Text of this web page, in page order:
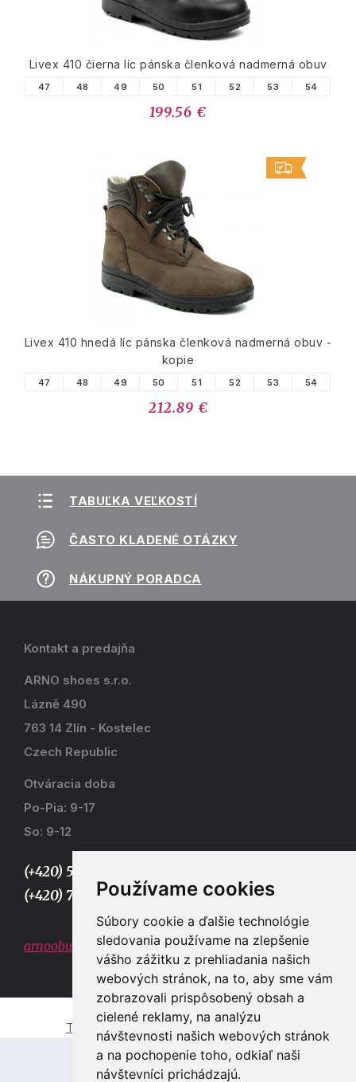
Používame cookies
Súbory cookie a ďalšie technológie
sledovania používame na zlepšenie
vášho zážitku z prehliadania našich
webových stránok, na to, aby sme vám
zobrazovali prispôsobený obsah a
cielené reklamy, na analýzu
návštevnosti našich webových stránok
a na pochopenie toho, odkiaľ naši
návštevníci prichádzajú.
Livex 410 čierna líc pánska členková nadmerná obuv
47 48 49 50 51 52 53 54
199.56 €
Livex 410 hnedá líc pánska členková nadmerná obuv -
kopie
47 48 49 50 51 52 53 54
212.89 €
TABUĽKA VEĽKOSTÍ
ČASTO KLADENÉ OTÁZKY
NÁKUPNÝ PORADCA
Kontakt a predajňa
ARNO shoes s.r.o.
Lázně 490
763 14 Zlín - Kostelec
Czech Republic
Otváracia doba
Po-Pia: 9-17
So: 9-12
(+420) 577 915 036,
(+420) 773 667 390
arnoobuv@gmail.com
Tvorba e-shopů a webových stránek Zlín